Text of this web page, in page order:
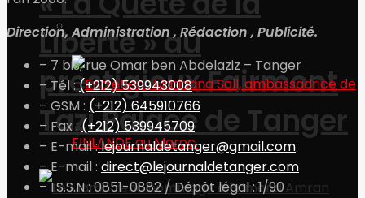
Liberté » au
prestigieux Fairmont
Tazi Palace de Tanger
Economie
Direction, Administration , Rédaction , Publicité.
– 7 bis, rue Omar ben Abdelaziz – Tanger
– Tél :(+212) 539943008
– GSM : (+212) 645910766
– Fax :(+212) 539945709
– E-mail :lejournaldetanger@gmail.com
– E-mail : direct@lejournaldetanger.com
– I.S.S.N : 0851-0882 / Dépôt légal : 1/90